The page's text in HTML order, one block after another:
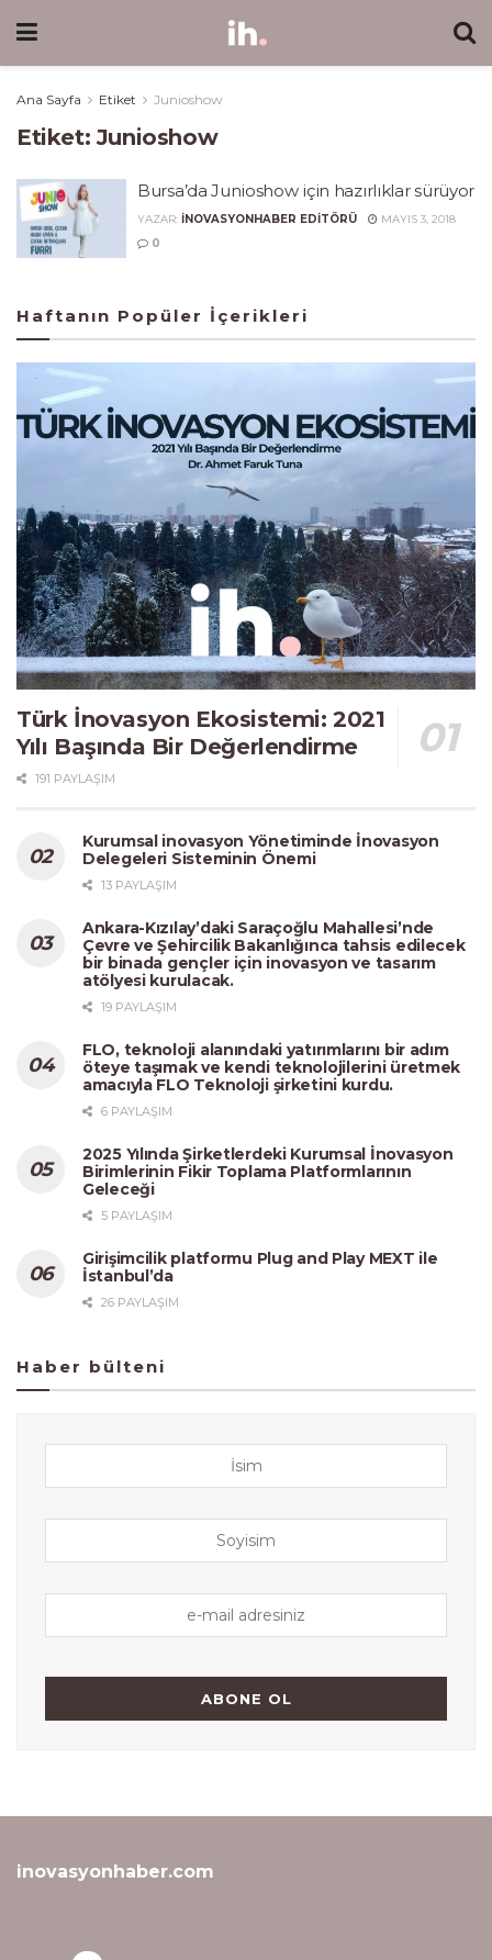
Ana Sayfa Etiket Junioshow
Etiket: Junioshow
Bursa’da Junioshow için hazırlıklar sürüyor
YAZAR: INOVASYONHABER EDITÖRÜ
MAYIS 3, 2018
0
Haftanın Popüler İçerikleri
Türk İnovasyon Ekosistemi: 2021
Yılı Başında Bir Değerlendirme
191 PAYLAŞIM
Kurumsal inovasyon Yönetiminde İnovasyon
Delegeleri Sisteminin Önemi
13 PAYLAŞIM
Ankara-Kızılay’daki Saraçoğlu Mahallesi’nde
Çevre ve Şehircilik Bakanlığınca tahsis edilecek
bir binada gençler için inovasyon ve tasarım
atölyesi kurulacak.
19 PAYLAŞIM
FLO, teknoloji alanındaki yatırımlarını bir adım
öteye taşımak ve kendi teknolojilerini üretmek
amacıyla FLO Teknoloji şirketini kurdu.
6 PAYLAŞIM
2025 Yılında Şirketlerdeki Kurumsal İnovasyon
Birimlerinin Fikir Toplama Platformlarının
Geleceği
5 PAYLAŞIM
Girişimcilik platformu Plug and Play MEXT ile
İstanbul’da
26 PAYLAŞIM
Haber bülteni
inovasyonhaber.com